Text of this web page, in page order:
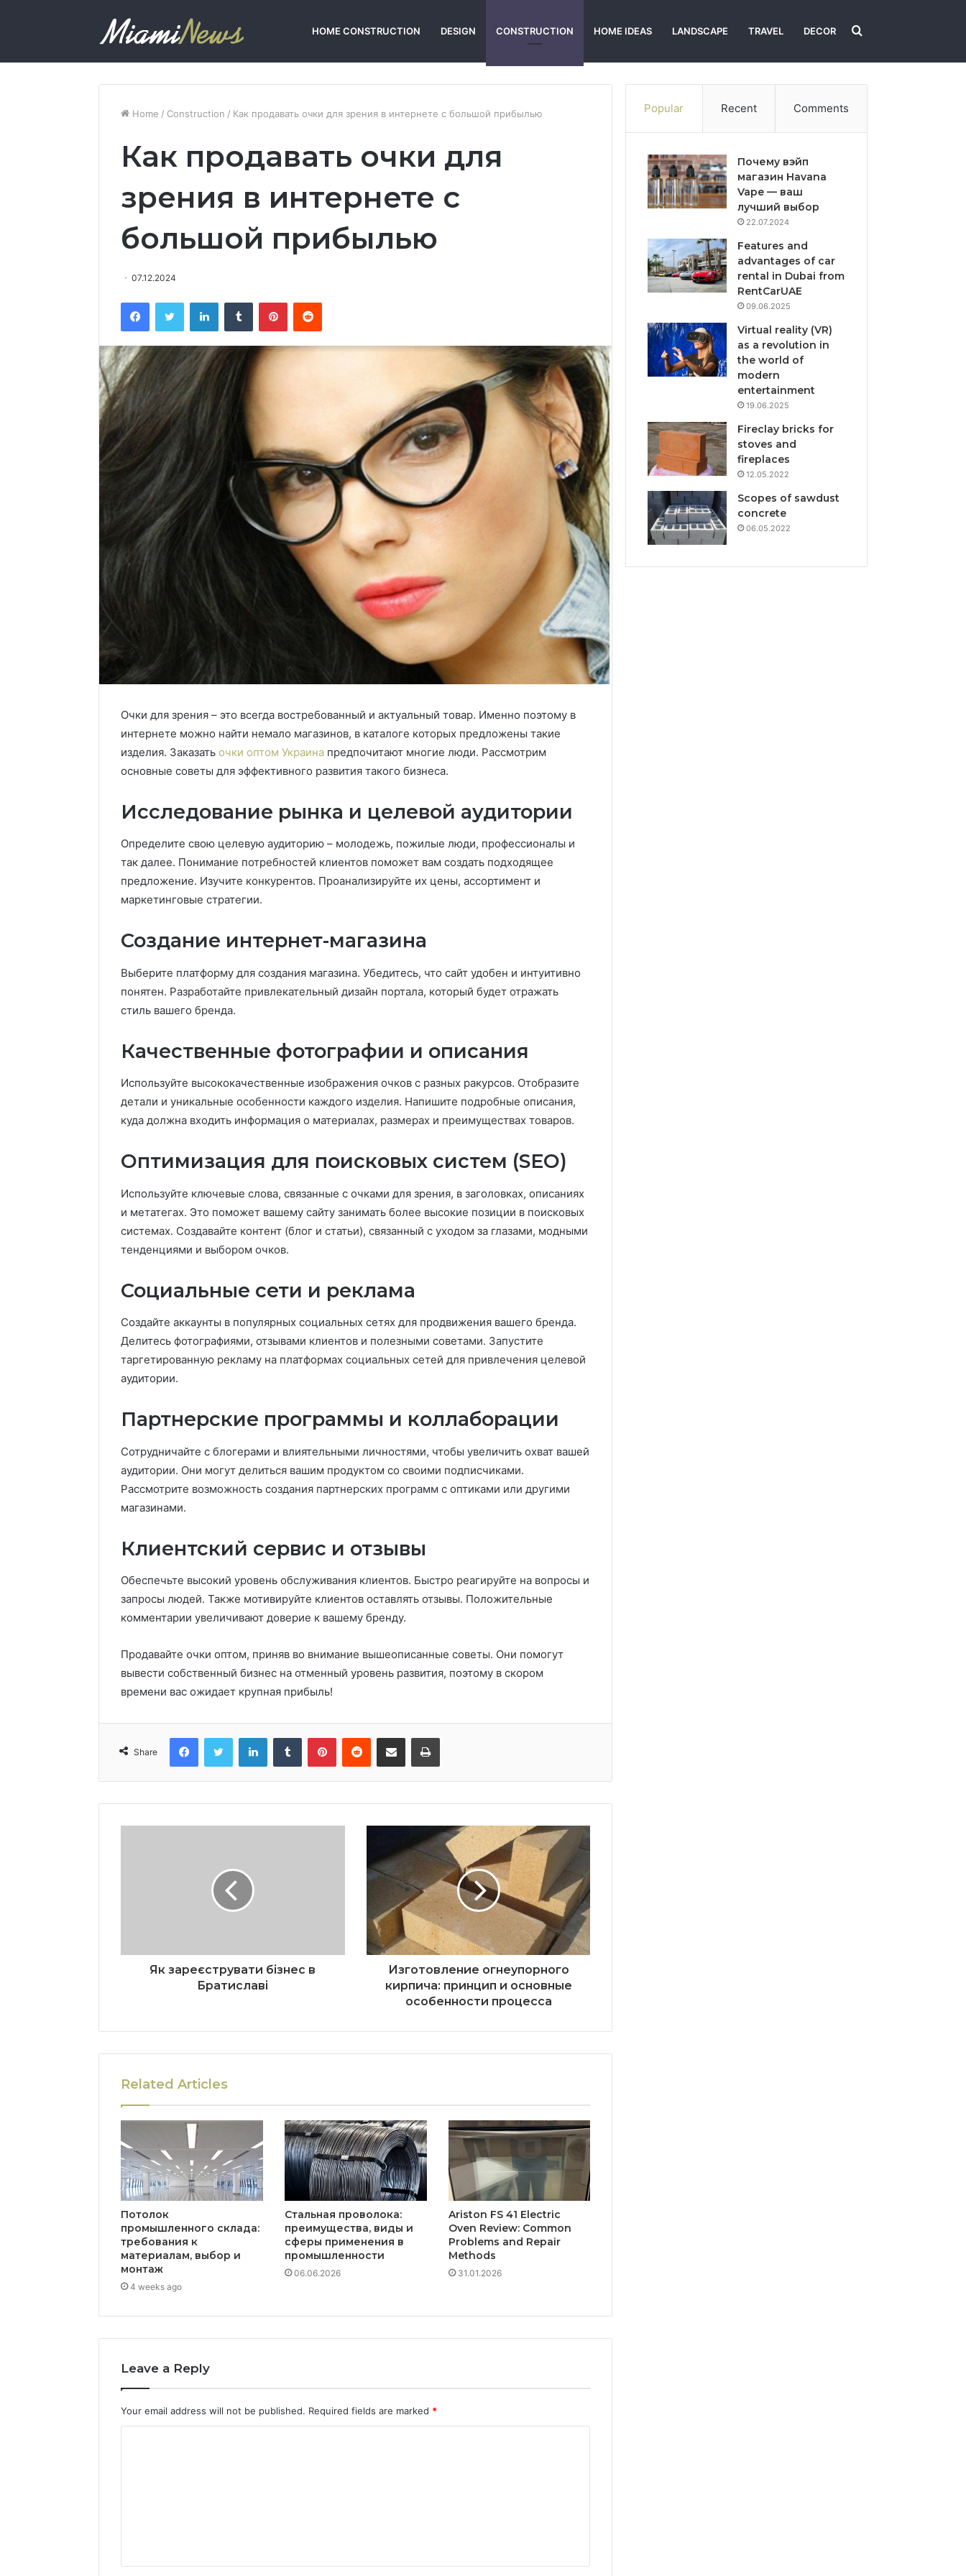
HOME CONSTRUCTION DESIGN CONSTRUCTION HOME IDEAS LANDSCAPE TRAVEL DECOR Search
Home / Construction / Как продавать очки для зрения в интернете с большой прибылью
Как продавать очки для
зрения в интернете с
большой прибылью
07.12.2024
Очки для зрения – это всегда востребованный и актуальный товар. Именно поэтому в
интернете можно найти немало магазинов, в каталоге которых предложены такие
изделия. Заказать очки оптом Украина предпочитают многие люди. Рассмотрим
основные советы для эффективного развития такого бизнеса.
Исследование рынка и целевой аудитории
Определите свою целевую аудиторию – молодежь, пожилые люди, профессионалы и
так далее. Понимание потребностей клиентов поможет вам создать подходящее
предложение. Изучите конкурентов. Проанализируйте их цены, ассортимент и
маркетинговые стратегии.
Создание интернет-магазина
Выберите платформу для создания магазина. Убедитесь, что сайт удобен и интуитивно
понятен. Разработайте привлекательный дизайн портала, который будет отражать
стиль вашего бренда.
Качественные фотографии и описания
Используйте высококачественные изображения очков с разных ракурсов. Отобразите
детали и уникальные особенности каждого изделия. Напишите подробные описания,
куда должна входить информация о материалах, размерах и преимуществах товаров.
Оптимизация для поисковых систем (SEO)
Используйте ключевые слова, связанные с очками для зрения, в заголовках, описаниях
и метатегах. Это поможет вашему сайту занимать более высокие позиции в поисковых
системах. Создавайте контент (блог и статьи), связанный с уходом за глазами, модными
тенденциями и выбором очков.
Социальные сети и реклама
Создайте аккаунты в популярных социальных сетях для продвижения вашего бренда.
Делитесь фотографиями, отзывами клиентов и полезными советами. Запустите
таргетированную рекламу на платформах социальных сетей для привлечения целевой
аудитории.
Партнерские программы и коллаборации
Сотрудничайте с блогерами и влиятельными личностями, чтобы увеличить охват вашей
аудитории. Они могут делиться вашим продуктом со своими подписчиками.
Рассмотрите возможность создания партнерских программ с оптиками или другими
магазинами.
Клиентский сервис и отзывы
Обеспечьте высокий уровень обслуживания клиентов. Быстро реагируйте на вопросы и
запросы людей. Также мотивируйте клиентов оставлять отзывы. Положительные
комментарии увеличивают доверие к вашему бренду.
Продавайте очки оптом, приняв во внимание вышеописанные советы. Они помогут
вывести собственный бизнес на отменный уровень развития, поэтому в скором
времени вас ожидает крупная прибыль!
Share
Як зареєструвати бізнес в
Братиславі
Изготовление огнеупорного
кирпича: принцип и основные
особенности процесса
Related Articles
Потолок
промышленного склада:
требования к
материалам, выбор и
монтаж
4 weeks ago
Стальная проволока:
преимущества, виды и
сферы применения в
промышленности
06.06.2026
Ariston FS 41 Electric
Oven Review: Common
Problems and Repair
Methods
31.01.2026
Leave a Reply
Your email address will not be published. Required fields are marked *
t
Popular Recent Comments
Почему вэйп
магазин Havana
Vape — ваш
лучший выбор
22.07.2024
Features and
advantages of car
rental in Dubai from
RentCarUAE
09.06.2025
Virtual reality (VR)
as a revolution in
the world of
modern
entertainment
19.06.2025
Fireclay bricks for
stoves and
fireplaces
12.05.2022
Scopes of sawdust
concrete
06.05.2022